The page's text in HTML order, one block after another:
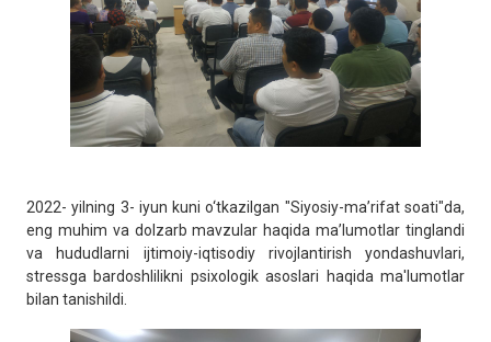
2022- yilning 3- iyun kuni o‘tkazilgan "Siyosiy-maʼrifat soati"da,
eng muhim va dolzarb mavzular haqida maʼlumotlar tinglandi
va hududlarni ijtimoiy-iqtisodiy rivojlantirish yondashuvlari,
stressga bardoshlilikni psixologik asoslari haqida ma'lumotlar
bilan tanishildi.